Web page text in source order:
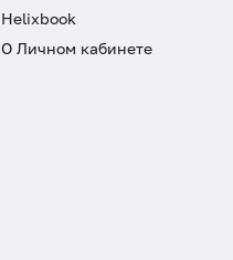
Helixbook
О Личном кабинете